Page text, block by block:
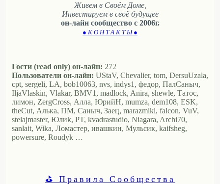
Живем в Своём Доме,
Инвестируем в своё будущее
он-лайн сообщество с 2006г.
● К О Н Т А К Т Ы ●
Гости (read only) он-лайн: 272
Пользователи он-лайн: UStaV, Chevalier, tom, DersuUzala,
cpt, sergeli, LA, bob10063, nvs, indys1, федор, ПалСаныч,
IljaVlaskin, Vlakar, BMV1, madlock, Anira, shewle, Татос,
лимон, ZergCross, Алла, ЮрийН, mumza, dem108, ESK,
theCut, Алька, ПМ, Саныч, Заец, marazmiki, falcon, VuV,
stelajmaster, Юлиk, PT, kvadrastudio, Niagara, Archi70,
sanlait, Wika, Ломастер, ивашкин, Мульсик, kaifsheg,
powersure, Roudyk …
⛳ Правила Сообщества